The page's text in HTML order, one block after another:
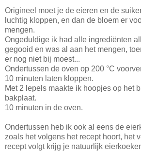
Origineel moet je de eieren en de
luchtig kloppen, en dan de bloem er
mengen.
Ongeduldige ik had alle ingrediënten
gegooid en was al aan het mengen,
er nog niet bij moest...
Ondertussen de oven op 200 °C
10 minuten laten kloppen.
Met 2 lepels maakte ik hoopjes op het
bakplaat.
10 minuten in de oven.
Ondertussen heb ik ook al eens de
zoals het volgens het recept hoort, het
recept volgt krijg je natuurlijk